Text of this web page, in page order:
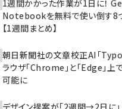
1週間かかった作業が1日に！
Notebookを無料で使い倒す8
【1週間まとめ】
朝日新聞社の文章校正AI「
ラウザ「Chrome」と「Edge」上
可能に
デザイン提案が「2週間→2日に